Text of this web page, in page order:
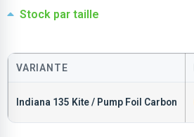
Stock par taille
VARIANTE
Indiana 135 Kite / Pump Foil Carbon